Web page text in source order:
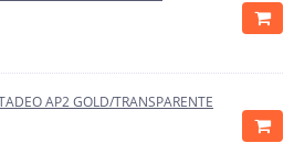
AP2 GOLD/TRANSPARENTE